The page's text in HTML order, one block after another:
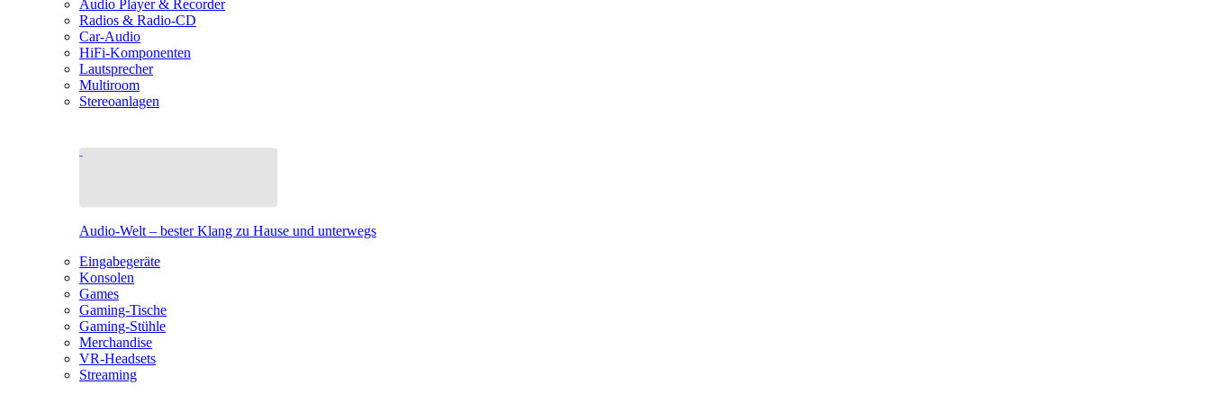
Audio Player & Recorder
Radios & Radio-CD
Car-Audio
HiFi-Komponenten
Lautsprecher
Multiroom
Stereoanlagen
Audio-Welt – bester Klang zu Hause und unterwegs
Eingabegeräte
Konsolen
Games
Gaming-Tische
Gaming-Stühle
Merchandise
VR-Headsets
Streaming